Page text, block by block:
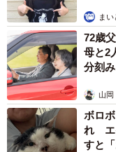
ま
72歳
母と2
分刻
山岡
ボロ
れ エ
すと